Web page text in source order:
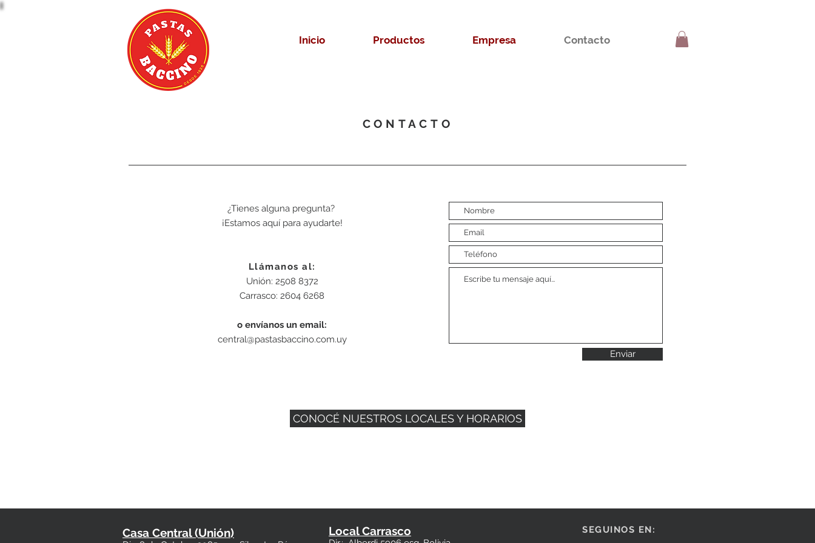
Inicio Productos Empresa Contacto
CONTACTO
¿Tienes alguna pregunta?
¡Estamos aquí para ayudarte!
Llámanos al:
Unión: 2508 8372
Carrasco: 2604 6268
o envíanos un email:
central@pastasbaccino.com.uy
Enviar
CONOCÉ NUESTROS LOCALES Y HORARIOS
Casa Central (Unión) Local Carrasco SEGUINOS EN: